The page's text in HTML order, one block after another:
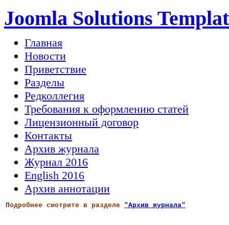
Joomla Solutions
Главная
Новости
Приветствие
Разделы
Редколлегия
Требования к оформлению статей
Лицензионный договор
Контакты
Архив журнала
Журнал 2016
English 2016
Архив аннотации
Подробнее смотрите в разделе "Архив журнала"